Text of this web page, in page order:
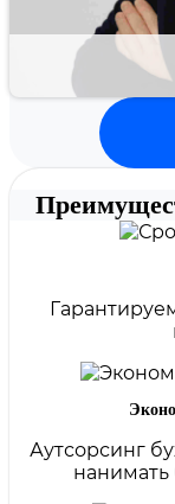
Аутсорсинг
нанимать